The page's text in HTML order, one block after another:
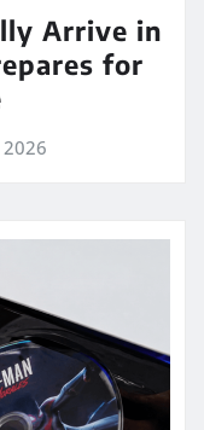
Arrive in
for